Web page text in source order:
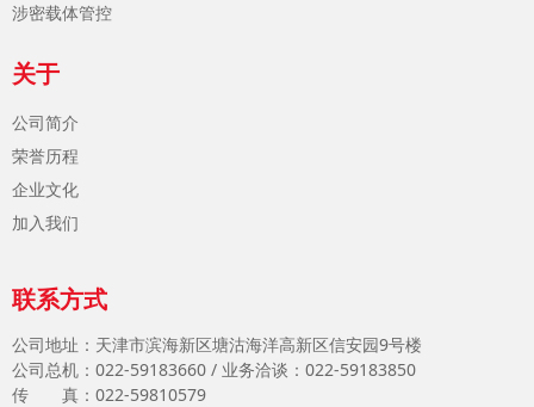
联系方式
公司地址：天津市滨海新区塘沽海洋高新区信安园9号楼
公司总机：022-59183660 / 业务洽谈：022-59183850
传 真：022-59810579
涉密载体管控
关于
公司简介
荣誉历程
企业文化
加入我们